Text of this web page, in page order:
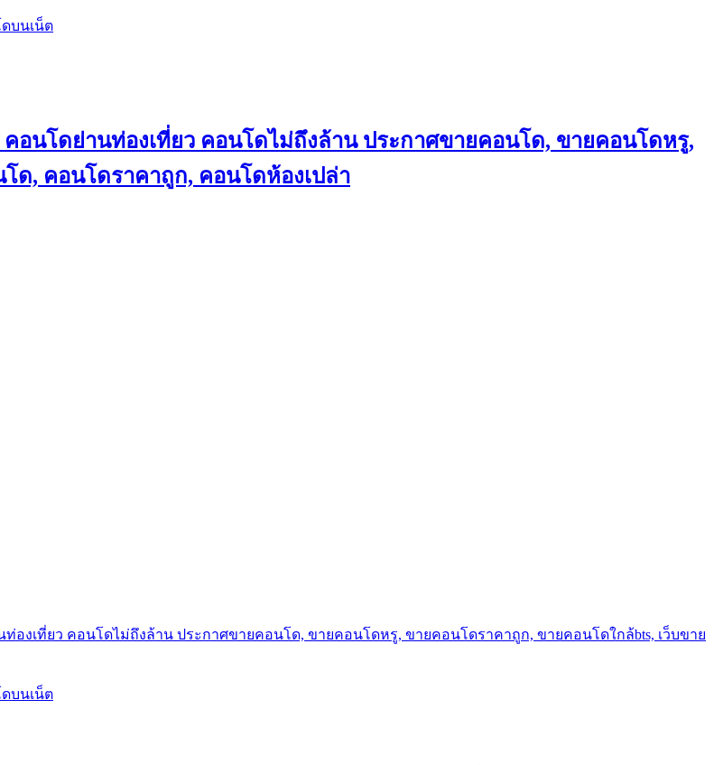
บนเน็ต
คอนโดย่านท่องเที่ยว คอนโดไม่ถึงล้าน ประกาศขายคอนโด, ขายคอนโดหรู,
ด, คอนโดราคาถูก, คอนโดห้องเปล่า
องเที่ยว คอนโดไม่ถึงล้าน ประกาศขายคอนโด, ขายคอนโดหรู, ขายคอนโดราคาถูก, ขายคอนโดใกล้bts, เว็บขาย
บนเน็ต